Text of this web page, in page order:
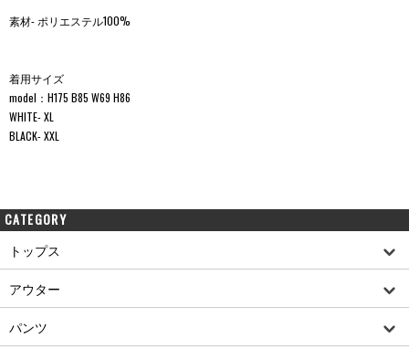
素材- ポリエステル100%
着用サイズ
model：H175 B85 W69 H86
WHITE- XL
BLACK- XXL
CATEGORY
トップス
アウター
パンツ